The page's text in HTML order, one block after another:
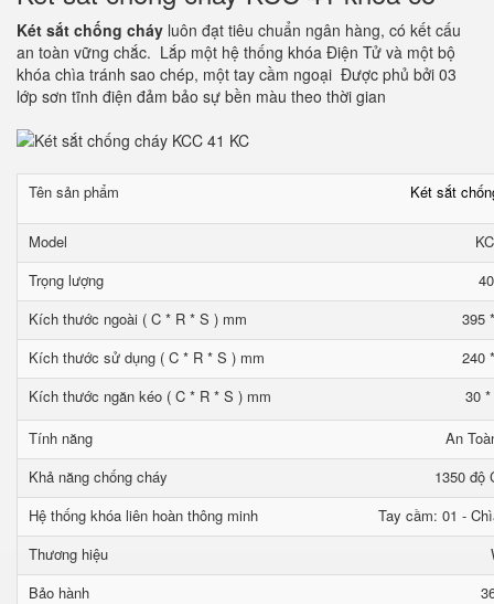
Két sắt chống cháy luôn đạt tiêu chuẩn ngân hàng, có kết cấu
an toàn vững chắc. Lắp một hệ thống khóa Điện Tử và một bộ
khóa chìa tránh sao chép, một tay cầm ngoại Được phủ bởi 03
lớp sơn tĩnh điện đảm bảo sự bền màu theo thời gian
Tên sản phẩm Két sắt
Model
Trọng lượng
Kích thước ngoài ( C * R * S ) mm
395
Kích thước sử dụng ( C * R * S ) mm
240
Kích thước ngăn kéo ( C * R * S ) mm
30
Tính năng
An
Khả năng chống cháy
1350 độ
Hệ thống khóa liên hoàn thông minh
Tay cầm: 01 -
Thương hiệu
Bảo hành